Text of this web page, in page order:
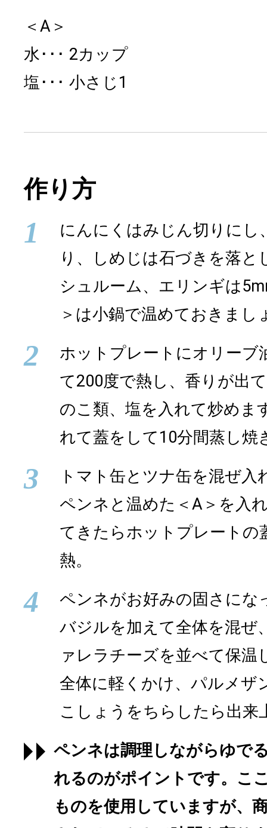
＜A＞
水
2カップ
塩
小さじ1
作り方
1
にんにくはみじん切りにし
り、しめじは石づきを落と
シュルーム、エリンギは
＞は小鍋で温めておきまし
2
ホットプレートにオリーブ
て200度で熱し、香りが出
のこ類、塩を入れて炒めま
れて蓋をして10分間蒸し焼
3
トマト缶とツナ缶を混ぜ
ペンネと温めた＜A＞を入
てきたらホットプレートの
熱。
4
ペンネがお好みの固さにな
バジルを加えて全体を混ぜ
ァレラチーズを並べて保温
全体に軽くかけ、パルメザ
こしょうをちらしたら出来
ペンネは調理しながらゆで
れるのがポイントです。こ
ものを使用していますが、